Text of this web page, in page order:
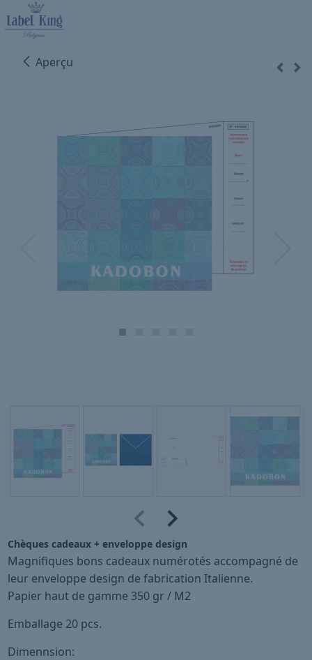
Aperçu
Chèques cadeaux + enveloppe design
Magnifiques bons cadeaux numérotés accompagné de
leur enveloppe design de fabrication Italienne.
Papier haut de gamme 350 gr / M2
Emballage 20 pcs.
Dimennsion: